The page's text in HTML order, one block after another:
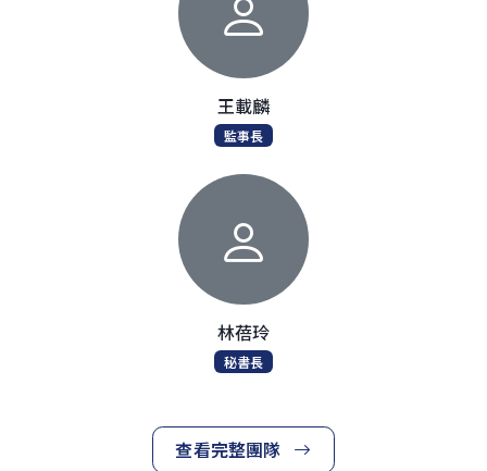
王載麟
監事長
林蓓玲
秘書長
查看完整團隊